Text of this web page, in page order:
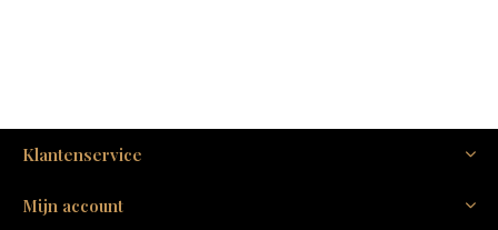
Klantenservice
Mijn account